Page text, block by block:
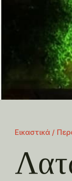
Εικαστικά /